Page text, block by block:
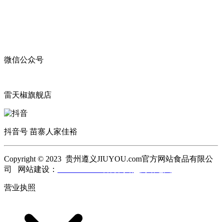
微信公众号
雷天椒旗舰店
抖音号 苗寨人家佳裕
Copyright © 2023 贵州遵义JIUYOU.com官方网站食品有限公
司 网站建设：
营业执照